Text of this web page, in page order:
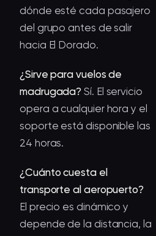
dónde esté cada pasajero
del grupo antes de salir
hacia El Dorado.
¿Sirve para vuelos de
madrugada? Sí. El servicio
opera a cualquier hora y el
soporte está disponible las
24 horas.
¿Cuánto cuesta el
transporte al aeropuerto?
El precio es dinámico y
depende de la distancia, la